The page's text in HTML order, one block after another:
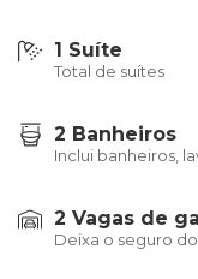
1 Suíte
Total de suítes
2 Banheiros
Inclui banheiros,
2 Vagas de
Deixa o seguro